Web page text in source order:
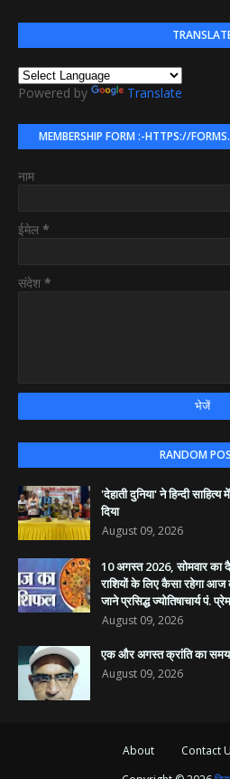
Powered by Translate
MEMBERSHIP FORM :-HTTPS://
नाम
ईमेल *
संदेश *
RANDOM
'देहाती दुनिया' ने हिन्दी
दिया
August 09, 2026
10 अगस्त 2026, सोमवार का
राशियों के लिए कैसा रहेगा आज
जाने प्रसिद्ध ज्योतिषाचार्य पं.
August 09, 2026
एक और अगस्त क्रांति का
August 09, 2026
About Contact